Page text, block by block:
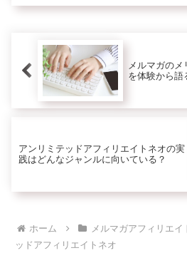
らの特典に
メルマガの
を体験から語
アンリミテッドアフィリエイトネオの実
践はどんなジャンルに向いている？
ホーム メルマガアフィリエイ
ッドアフィリエイトネオ